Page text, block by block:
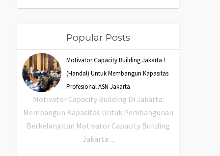
Popular Posts
Motivator Capacity Building Jakarta !
(Handal) Untuk Membangun Kapasitas
Profesional ASN Jakarta
Motivator Capacity Building Di Jakarta:
Membangun Kapasitas Untuk Pembangunan
Berkelanjutan Motivator Capacity Building
Jakarta ...